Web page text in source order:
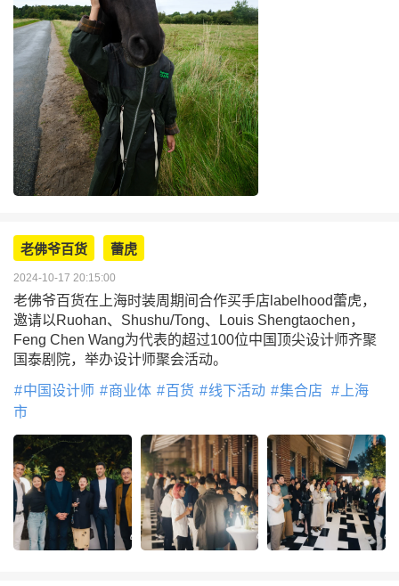
老佛爷百货 蕾虎
2024-10-17 20:15:00
老佛爷百货在上海时装周期间合作买手店labelhood蕾虎，
邀请以Ruohan、Shushu/Tong、Louis Shengtaochen，
Feng Chen Wang为代表的超过100位中国顶尖设计师齐聚
国泰剧院，举办设计师聚会活动。
中国设计师 商业体 百货 线下活动 集合店
上海
市